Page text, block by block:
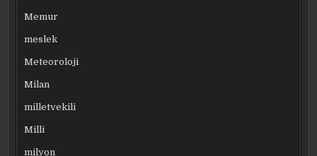
Memur
meslek
Meteoroloji
Milan
milletvekili
Milli
milyon